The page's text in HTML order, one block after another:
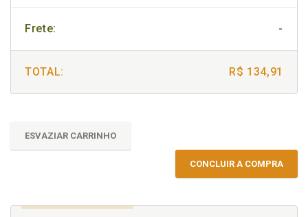
Frete: -
TOTAL: R$ 134,91
ESVAZIAR CARRINHO
CONCLUIR A COMPRA